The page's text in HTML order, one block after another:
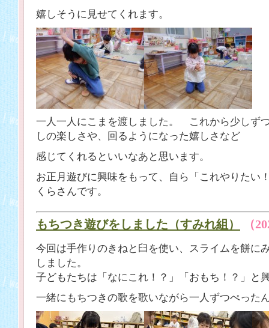
嬉しそうに見せてくれます。
一人一人にこまを渡しました。 これから少しず
しの楽しさや、回るようになった嬉しさなど
感じてくれるといいなあと思います。
お正月遊びに興味をもって、自ら「これやりたい
くらさんです。
もちつき遊びをしました（すみれ組） （
今回は手作りのきねと臼を使い、スライムを餅に
しました。
子どもたちは「なにこれ！？」「おもち！？」と
一緒にもちつきの歌を歌いながら一人ずつぺった